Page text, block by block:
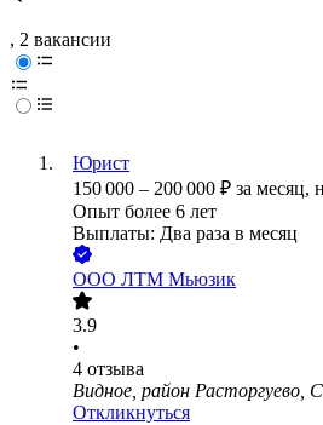
, 2 вакансии
Юрист
150 000 – 200 000 ₽ за месяц,
Опыт более 6 лет
Выплаты: Два раза в месяц
ООО ЛТМ Мьюзик
3.9
•
4 отзыва
Видное, район Расторгуево,
Откликнуться